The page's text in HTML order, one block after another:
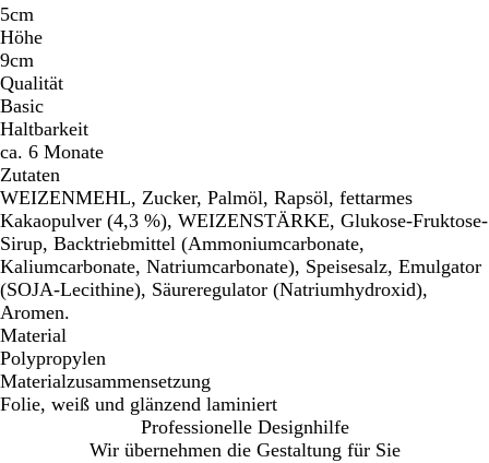
5cm
Höhe
9cm
Qualität
Basic
Haltbarkeit
ca. 6 Monate
Zutaten
WEIZENMEHL, Zucker, Palmöl, Rapsöl, fettarmes
Kakaopulver (4,3 %), WEIZENSTÄRKE, Glukose-Fruktose-
Sirup, Backtriebmittel (Ammoniumcarbonate,
Kaliumcarbonate, Natriumcarbonate), Speisesalz, Emulgator
(SOJA-Lecithine), Säureregulator (Natriumhydroxid),
Aromen.
Material
Polypropylen
Materialzusammensetzung
Folie, weiß und glänzend laminiert
Professionelle Designhilfe
Wir übernehmen die Gestaltung für Sie